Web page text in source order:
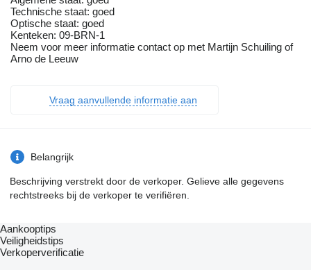
Technische staat: goed
Optische staat: goed
Kenteken: 09-BRN-1
Neem voor meer informatie contact op met Martijn Schuiling of
Arno de Leeuw
Vraag aanvullende informatie aan
Belangrijk
Beschrijving verstrekt door de verkoper. Gelieve alle gegevens
rechtstreeks bij de verkoper te verifiëren.
Aankooptips
Veiligheidstips
Verkoperverificatie